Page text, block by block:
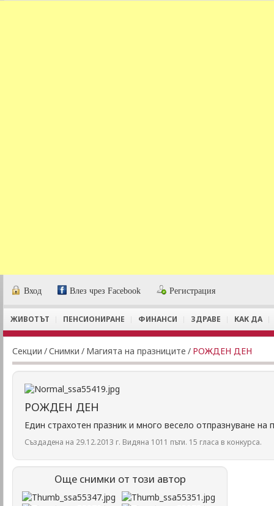
Вход Влез чрез Facebook Регистрация
ЖИВОТЪТ ПЕНСИОНИРАНЕ ФИНАНСИ ЗДРАВЕ КАК ДА
Секции /Снимки / Магията на празниците / РОЖДЕН ДЕН
РОЖДЕН ДЕН
Един страхотен празник и много весело отпразнуване
Създадена на 29.12.2013 г. Видяна 1011 пъти. 15 гласа в конкурса.
Още снимки от този автор